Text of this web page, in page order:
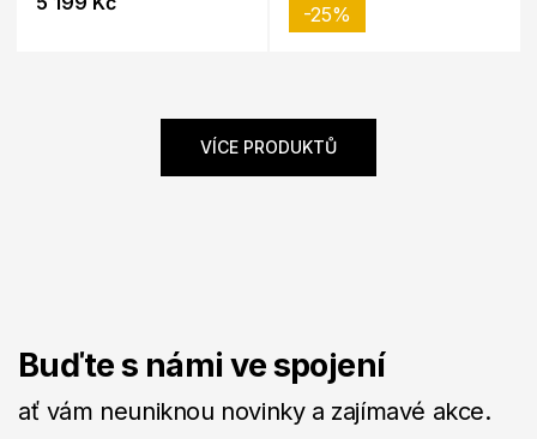
-25%
VÍCE PRODUKTŮ
Buďte s námi ve spojení
ať vám neuniknou novinky a zajímavé akce.